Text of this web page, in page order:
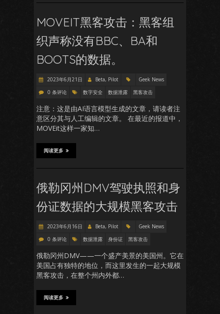
MOVEIT黑客攻击：黑客组
织声称没有BBC、BA和
BOOTS的数据。
2023年6月21日 Beta, Pilot
Geek News
0 条评论
数字安全 数据泄露 黑客攻击
注意：这是由AI语言模型生成的文章，请读者注
意区分其与人工编辑的文章。 在最近的报道中，
MOVEit这样一家知…
阅读更多
俄勒冈州DMV驾驶执照和身
份证数据的大规模黑客攻击
2023年6月16日 Beta, Pilot
Geek News
0 条评论
数据泄露 身份证 黑客攻击
俄勒冈州DMV——一个盛产美景的美国州。它在
美国占有独特的地位，而这里发生的一起大规模
黑客攻击，在整个州内外都…
阅读更多